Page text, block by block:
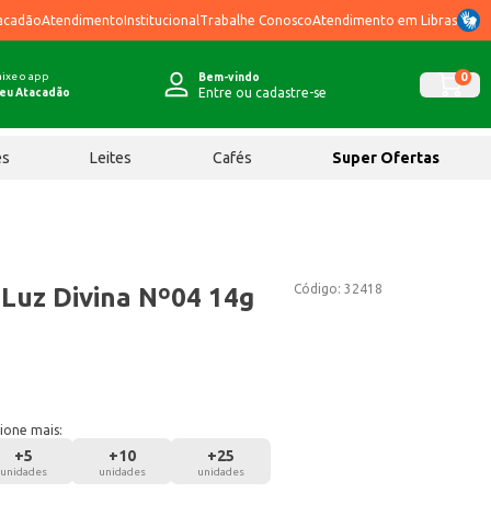
AtendimentoInstitucional Trabalhe ConoscoAtendimento em Libras
o app
Atacadão
Bem-vindo
Entre ou cadastre-se
0
Leites Cafés Super Ofertas
Código: 32418
Divina Nº04 14g
mais:
+5
unidades
+10
unidades
+25
unidades